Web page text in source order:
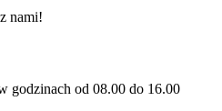
nami!
godzinach od 08.00 do 16.00